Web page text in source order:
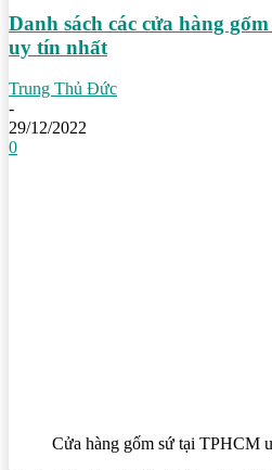
Danh sách các cửa hàng
uy tín nhất
Trung Thủ Đức
-
29/12/2022
0
Cửa hàng gốm sứ tại TPHCM